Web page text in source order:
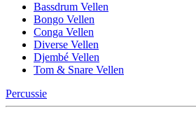
Bassdrum Vellen
Bongo Vellen
Conga Vellen
Diverse Vellen
Djembé Vellen
Tom & Snare Vellen
Percussie